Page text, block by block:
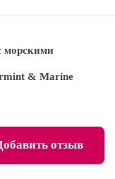
морскими
& Marine
отзыв